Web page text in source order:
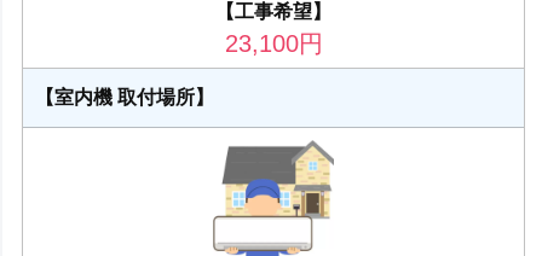
【工事希望】
23,100円
【室内機 取付場所】